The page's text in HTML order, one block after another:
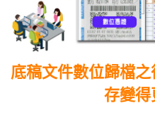
底稿文件數位歸檔
存變得